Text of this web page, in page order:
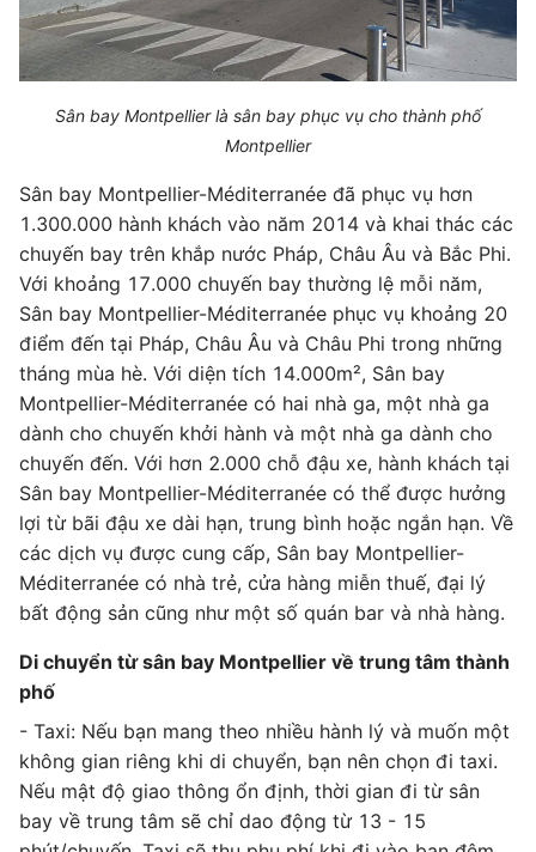
Sân bay Montpellier là sân bay phục vụ cho thành phố
Montpellier
Sân bay Montpellier-Méditerranée đã phục vụ hơn
1.300.000 hành khách vào năm 2014 và khai thác các
chuyến bay trên khắp nước Pháp, Châu Âu và Bắc Phi.
Với khoảng 17.000 chuyến bay thường lệ mỗi năm,
Sân bay Montpellier-Méditerranée phục vụ khoảng 20
điểm đến tại Pháp, Châu Âu và Châu Phi trong những
tháng mùa hè. Với diện tích 14.000m², Sân bay
Montpellier-Méditerranée có hai nhà ga, một nhà ga
dành cho chuyến khởi hành và một nhà ga dành cho
chuyến đến. Với hơn 2.000 chỗ đậu xe, hành khách tại
Sân bay Montpellier-Méditerranée có thể được hưởng
lợi từ bãi đậu xe dài hạn, trung bình hoặc ngắn hạn. Về
các dịch vụ được cung cấp, Sân bay Montpellier-
Méditerranée có nhà trẻ, cửa hàng miễn thuế, đại lý
bất động sản cũng như một số quán bar và nhà hàng.
Di chuyển từ sân bay Montpellier về trung tâm thành
phố
- Taxi: Nếu bạn mang theo nhiều hành lý và muốn một
không gian riêng khi di chuyển, bạn nên chọn đi taxi.
Nếu mật độ giao thông ổn định, thời gian đi từ sân
bay về trung tâm sẽ chỉ dao động từ 13 - 15